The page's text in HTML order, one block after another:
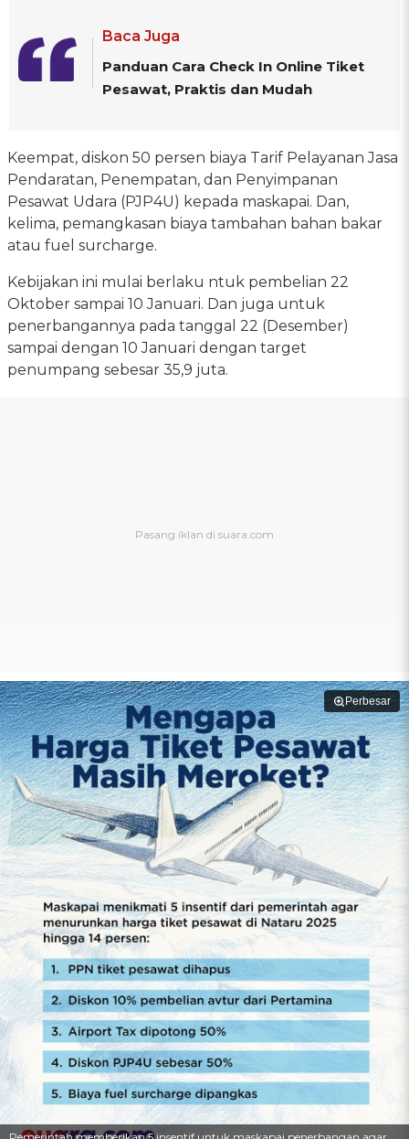
Baca Juga
Panduan Cara Check In Online Tiket
Pesawat, Praktis dan Mudah
Keempat, diskon 50 persen biaya Tarif Pelayanan Jasa
Pendaratan, Penempatan, dan Penyimpanan
Pesawat Udara (PJP4U) kepada maskapai. Dan,
kelima, pemangkasan biaya tambahan bahan bakar
atau fuel surcharge.
Kebijakan ini mulai berlaku ntuk pembelian 22
Oktober sampai 10 Januari. Dan juga untuk
penerbangannya pada tanggal 22 (Desember)
sampai dengan 10 Januari dengan target
penumpang sebesar 35,9 juta.
Perbesar